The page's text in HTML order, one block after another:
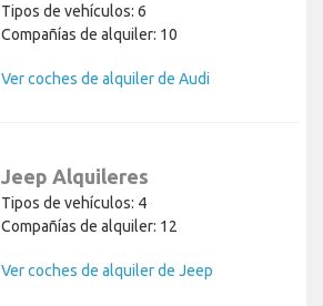
Tipos de vehículos: 6
Compañías de alquiler: 10
Ver coches de alquiler de Audi
Jeep Alquileres
Tipos de vehículos: 4
Compañías de alquiler: 12
Ver coches de alquiler de Jeep